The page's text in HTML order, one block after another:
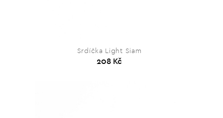
Srdíčka Light Siam
208 Kč